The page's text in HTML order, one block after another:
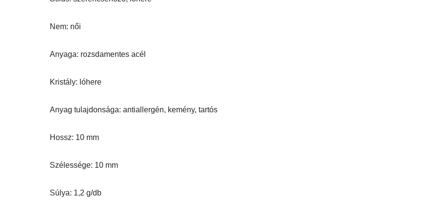
Nem: női
Anyaga: rozsdamentes acél
Kristály: lóhere
Anyag tulajdonsága: antiallergén, kemény, tartós
Hossz: 10 mm
Szélessége: 10 mm
Súlya: 1,2 g/db